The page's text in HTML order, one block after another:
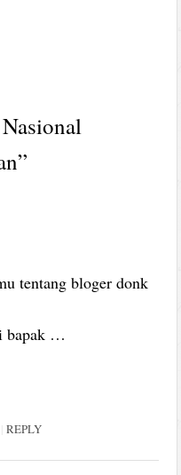
”
tentang bloger donk
bapak …
REPLY